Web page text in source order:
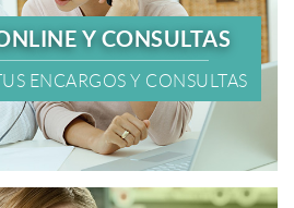
Y CONSULTAS
ENCARGOS Y CONSULTAS